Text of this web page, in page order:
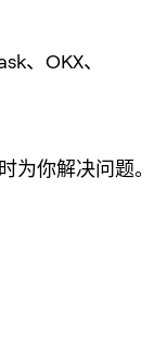
、OKX、
为你解决问题。